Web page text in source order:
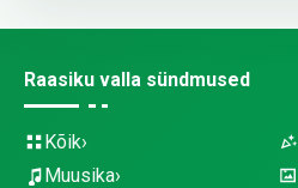
Raasiku valla sündmused
Kõik
Muusika